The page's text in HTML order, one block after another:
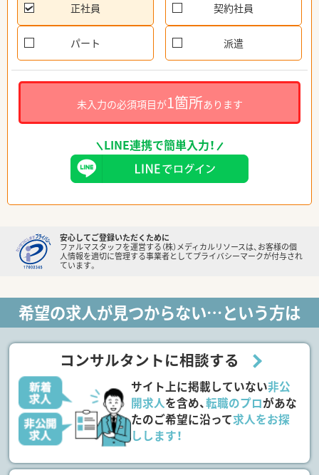
正社員 契約社員
パート 派遣
未入力の必須項目が1箇所あります
LINE連携で簡単入力！
安心してご登録いただくために
ファルマスタッフを運営する（株）メディカルリソースは、お客様の個
人情報を適切に管理する事業者としてプライバシーマークが付与され
ています。
希望の求人が見つからない…という方は
コンサルタントに相談する
サイト上に掲載していない非公
開求人を含め、転職のプロがあな
たのご希望に沿って求人をお探
しします！